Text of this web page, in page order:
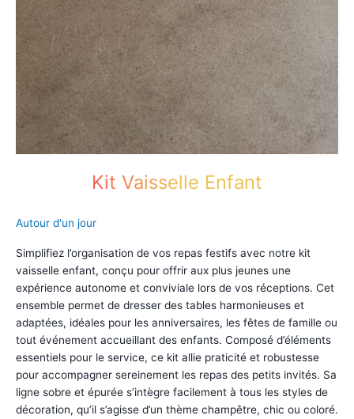
Kit Vaisselle Enfant
Autour d'un jour
Simplifiez l’organisation de vos repas festifs avec notre kit
vaisselle enfant, conçu pour offrir aux plus jeunes une
expérience autonome et conviviale lors de vos réceptions. Cet
ensemble permet de dresser des tables harmonieuses et
adaptées, idéales pour les anniversaires, les fêtes de famille ou
tout événement accueillant des enfants. Composé d’éléments
essentiels pour le service, ce kit allie praticité et robustesse
pour accompagner sereinement les repas des petits invités. Sa
ligne sobre et épurée s’intègre facilement à tous les styles de
décoration, qu’il s’agisse d’un thème champêtre, chic ou coloré.